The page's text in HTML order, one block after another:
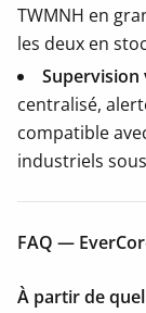
TWMNH en
les deux en
Supervision
centralisé,
compatible
industriels
FAQ —
À partir de